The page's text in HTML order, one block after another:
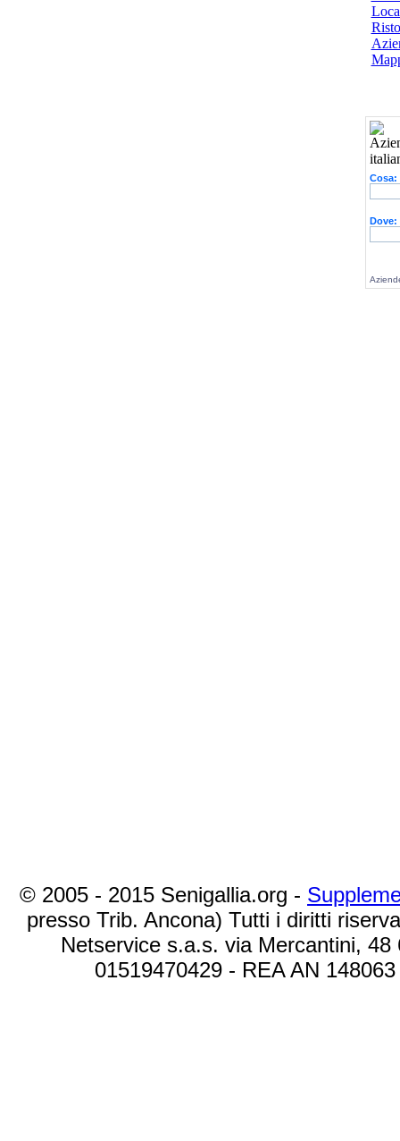
Cosa:
Dove:
© 2005 - 2015 Senigallia.org -
presso Trib. Ancona) Tutti i diritti
Netservice s.a.s. via Mercantini,
01519470429 - REA AN